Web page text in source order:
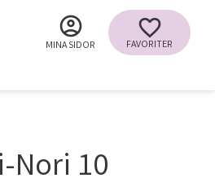
MINA SIDOR
FAVORITER
Nori 10